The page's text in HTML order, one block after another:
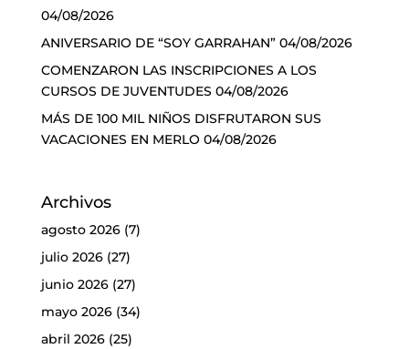
04/08/2026
ANIVERSARIO DE “SOY GARRAHAN” 04/08/2026
COMENZARON LAS INSCRIPCIONES A LOS
CURSOS DE JUVENTUDES 04/08/2026
MÁS DE 100 MIL NIÑOS DISFRUTARON SUS
VACACIONES EN MERLO 04/08/2026
Archivos
agosto 2026(7)
julio 2026(27)
junio 2026(27)
mayo 2026(34)
abril 2026(25)